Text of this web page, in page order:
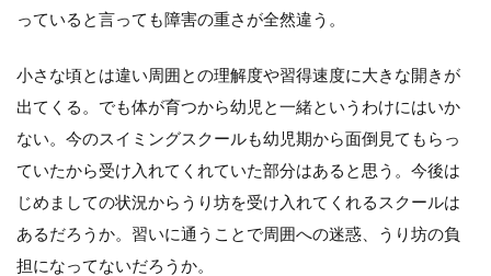
っていると言っても障害の重さが全然違う。
小さな頃とは違い周囲との理解度や習得速度に大きな開きが
出てくる。でも体が育つから幼児と一緒というわけにはいか
ない。今のスイミングスクールも幼児期から面倒見てもらっ
ていたから受け入れてくれていた部分はあると思う。今後は
じめましての状況からうり坊を受け入れてくれるスクールは
あるだろうか。習いに通うことで周囲への迷惑、うり坊の負
担になってないだろうか。